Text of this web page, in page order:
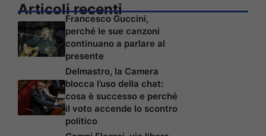
Articoli recenti
Francesco Guccini,
perché le sue canzoni
continuano a parlare al
presente
Delmastro, la Camera
blocca l’uso della chat:
cosa è successo e perché
il voto accende lo scontro
politico